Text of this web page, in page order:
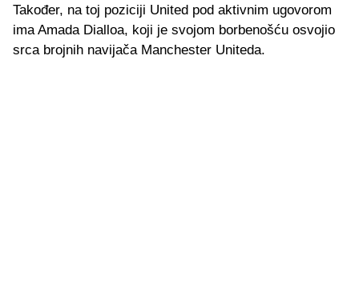
Također, na toj poziciji United pod aktivnim ugovorom
ima Amada Dialloa, koji je svojom borbenošću osvojio
srca brojnih navijača Manchester Uniteda.